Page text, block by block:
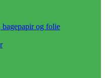
og folie